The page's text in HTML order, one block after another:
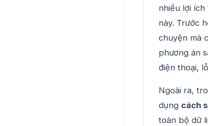
nhiều lợi
này. Trước
chuyện mà
phương án
điện thoại,
Ngoài ra,
dụng cách
toàn bộ dữ